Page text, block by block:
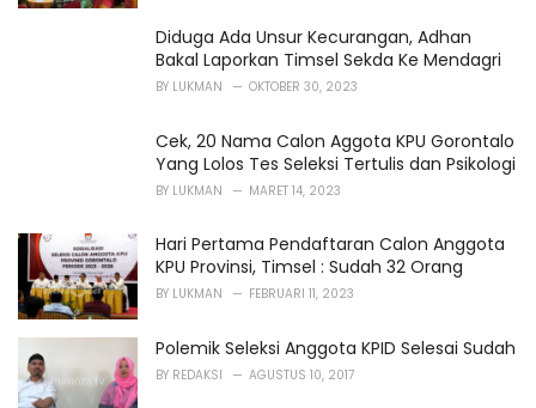
Diduga Ada Unsur Kecurangan, Adhan
Bakal Laporkan Timsel Sekda Ke Mendagri
BY LUKMAN OKTOBER 30, 2023
Cek, 20 Nama Calon Aggota KPU Gorontalo
Yang Lolos Tes Seleksi Tertulis dan Psikologi
BY LUKMAN MARET 14, 2023
Hari Pertama Pendaftaran Calon Anggota
KPU Provinsi, Timsel : Sudah 32 Orang
BY LUKMAN FEBRUARI 11, 2023
Polemik Seleksi Anggota KPID Selesai Sudah
BY REDAKSI AGUSTUS 10, 2017